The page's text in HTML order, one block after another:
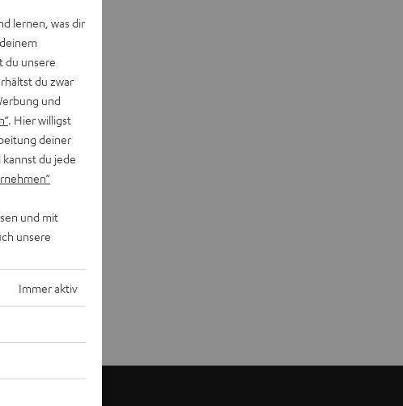
lernen, was dir
du unsere
du zwar
und
. Hier willigst
deiner
kannst du jede
und mit
unsere
Immer aktiv